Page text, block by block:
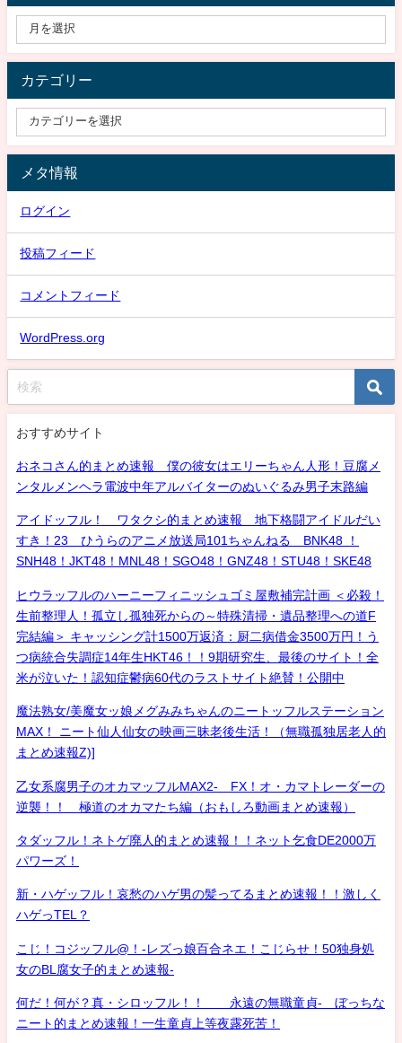
カテゴリー
メタ情報
ログイン
投稿フィード
コメントフィード
WordPress.org
おすすめサイト
おネコさん的まとめ速報 僕の彼女はエリーちゃん人形！豆腐メ
ンタルメンヘラ電波中年アルバイターのぬいぐるみ男子末路編
アイドッフル！ ワタクシ的まとめ速報 地下格闘アイドルだい
すき！23 ひうらのアニメ放送局101ちゃんねる BNK48 ！
SNH48！JKT48！MNL48！SGO48！GNZ48！STU48！SKE48
ヒウラッフルのハーニーフィニッシュゴミ屋敷補完計画 ＜必殺！
生前整理人！孤立し孤独死からの～特殊清掃・遺品整理への道F
完結編＞ キャッシング計1500万返済：厨二病借金3500万円！う
つ病統合失調症14年生HKT46！！9期研究生、最後のサイト！全
米が泣いた！認知症鬱病60代のラストサイト絶賛！公開中
魔法熟女/美魔女ッ娘メグみみちゃんのニートッフルステーション
MAX！ ニート仙人仙女の映画三昧老後生活！（無職孤独居老人的
まとめ速報Z)]
乙女系腐男子のオカマッフルMAX2- FX！オ・カマトレーダーの
逆襲！！ 極道のオカマたち編（おもしろ動画まとめ速報）
タダッフル！ネトゲ廃人的まとめ速報！！ネット乞食DE2000万
パワーズ！
新・ハゲッフル！哀愁のハゲ男の髪ってるまとめ速報！！激しく
ハゲっTEL？
こじ！コジッフル@！-レズっ娘百合ネエ！こじらせ！50独身処
女のBL腐女子的まとめ速報-
何だ！何が？真・シロッフル！！ 永遠の無職童貞- ぼっちな
ニート的まとめ速報！一生童貞上等夜露死苦！